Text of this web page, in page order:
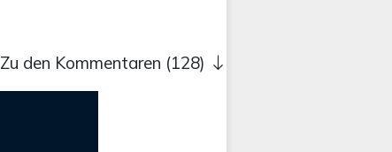
Zu den Kommentaren (128)